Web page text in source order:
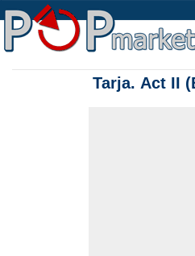
Tarja. Act II